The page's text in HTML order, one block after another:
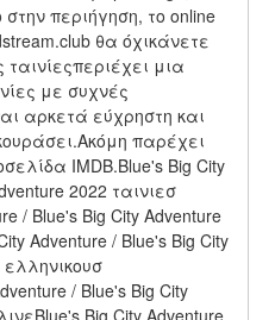
περιήγηση, το online
θα όχικάνετε
μια
με συχνές
αρκετά εύχρηστη και
παρέχει
IMDB.Blue's Big City
2022 ταινιεσ
/ Blue's Big City Adventure
Adventure / Blue's Big City
ελληνικουσ
/ Blue's Big City
Big City Adventure